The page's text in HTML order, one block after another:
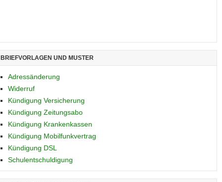
BRIEFVORLAGEN UND MUSTER
Adressänderung
Widerruf
Kündigung Versicherung
Kündigung Zeitungsabo
Kündigung Krankenkassen
Kündigung Mobilfunkvertrag
Kündigung DSL
Schulentschuldigung